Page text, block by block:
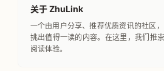
关于 ZhuLink
一个由用户分享、推荐优质资讯的社区
挑出值得一读的内容。在这里，我们推
阅读体验。